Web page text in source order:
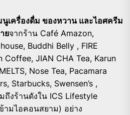
นูเครื่องดื่ม ของหวาน และไอศครีม
ยจากร้าน Café Amazon,
Buddhi Belly , FIRE
Coffee, JIAN CHA Tea, Karun
Nose Tea, Pacamara
Starbucks, Swensen’s ,
ถึงร้านดังใน ICS Lifestyle
ามไอคอนสยาม) อย่าง